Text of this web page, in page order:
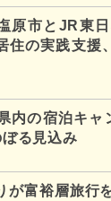
原市とJR東
住の実践支援
内の宿泊キャ
る見込み
が富裕層旅行